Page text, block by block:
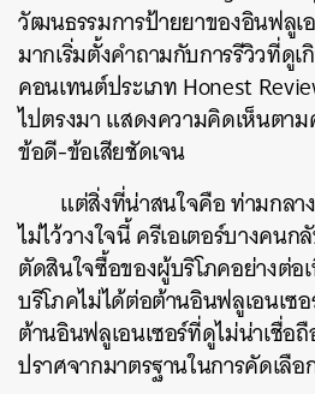
วัฒนธรรมการป้ายยาของอินฟลูเ
มากเริ่มตั้งคำถามกับการรีวิวที่ดูเ
คอนเทนต์ประเภท Honest
ไปตรงมา แสดงความคิดเห็นตา
ข้อดี-ข้อเสียชัดเจน
แต่สิ่งที่น่าสนใจคือ ท่ามกลา
ไม่ไว้วางใจนี้ ครีเอเตอร์บางคน
ตัดสินใจซื้อของผู้บริโภคอย่างต่อ
บริโภคไม่ได้ต่อต้านอินฟลูเอนเซ
ต้านอินฟลูเอนเซอร์ที่ดูไม่น่าเชื่อ
ปราศจากมาตรฐานในการคัดเลือ
ค้นหา
SHARE TWEET